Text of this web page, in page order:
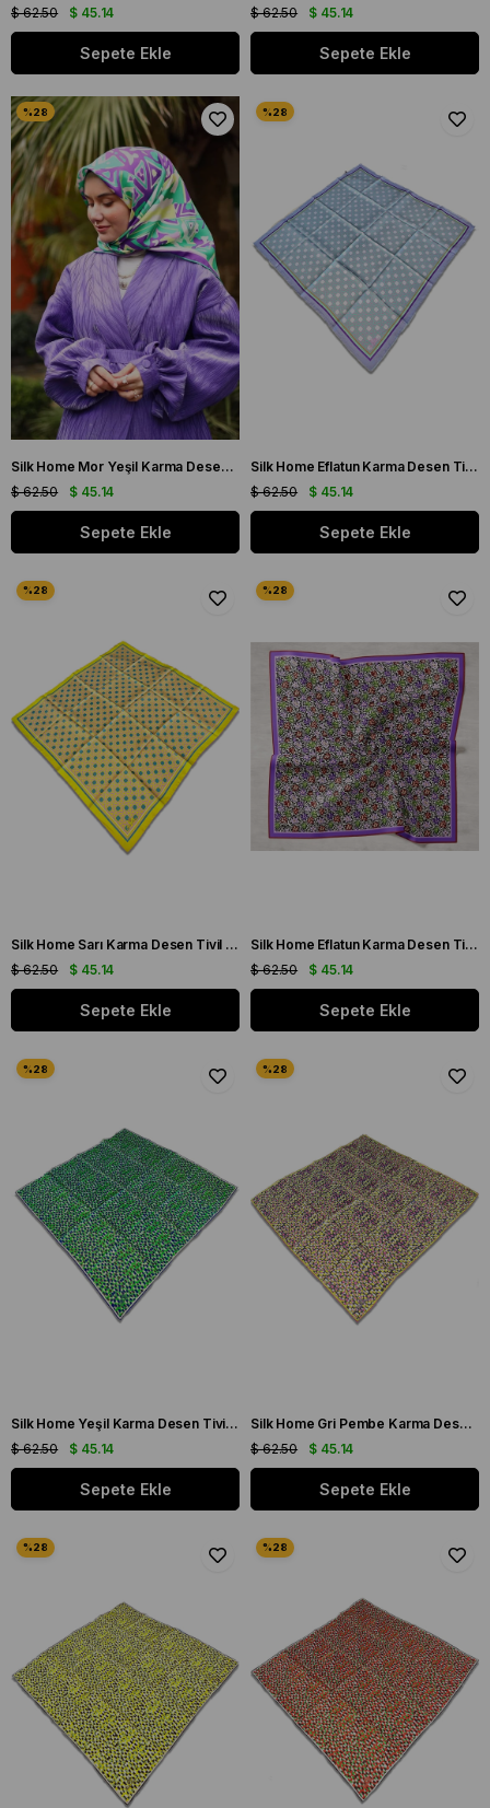
$ 45.14
$ 62.50
Sepete Ekle
$ 45.14
$ 62.50
Sepete Ekle
Silk Home Mor Yeşil Karma Desen Tivil İpek Eşarp 11427-15
$ 45.14
$ 62.50
Sepete Ekle
Silk Home Eflatun Karma Desen Tivil İpek Eşarp 11424-124
$ 45.14
$ 62.50
Sepete Ekle
Silk Home Sarı Karma Desen Tivil İpek Eşarp 11424-125
$ 45.14
$ 62.50
Sepete Ekle
Silk Home Eflatun Karma Desen Tivil İpek Eşarp 11428-04
$ 45.14
$ 62.50
Sepete Ekle
Silk Home Yeşil Karma Desen Tivil İpek Eşarp 11426-232
$ 45.14
$ 62.50
Sepete Ekle
Silk Home Gri Pembe Karma Desen Tivil İpek Eşarp 11426-233
$ 45.14
$ 62.50
Sepete Ekle